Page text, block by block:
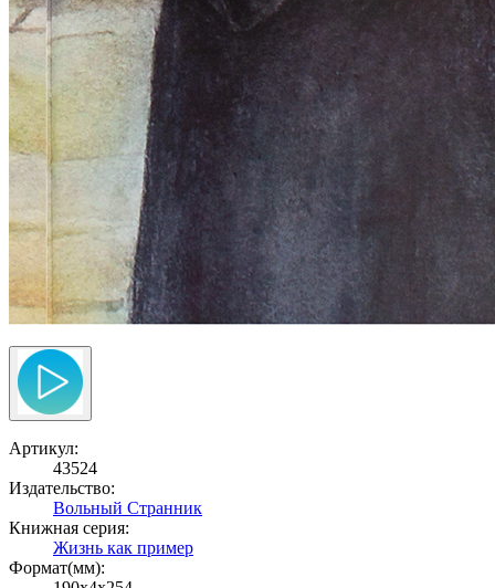
Артикул:
43524
Издательство:
Вольный Странник
Книжная серия:
Жизнь как пример
Формат(мм):